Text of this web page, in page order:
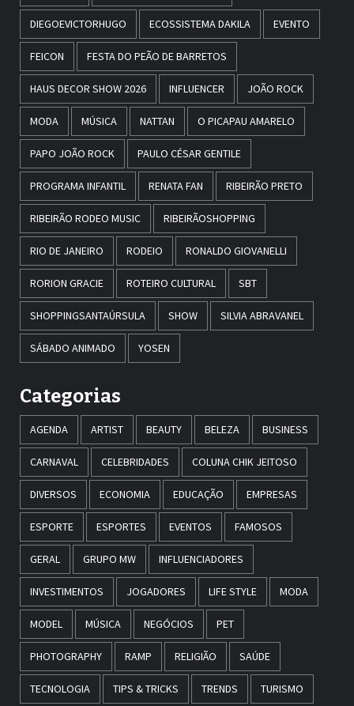
DIEGOEVICTORHUGO ECOSSISTEMA DAKILA EVENTO
FEICON FESTA DO PEÃO DE BARRETOS
HAUS DECOR SHOW 2026 INFLUENCER JOÃO ROCK
MODA MÚSICA NATTAN O PICAPAU AMARELO
PAPO JOÃO ROCK PAULO CÉSAR GENTILE
PROGRAMA INFANTIL RENATA FAN RIBEIRÃO PRETO
RIBEIRÃO RODEO MUSIC RIBEIRÃOSHOPPING
RIO DE JANEIRO RODEIO RONALDO GIOVANELLI
RORION GRACIE ROTEIRO CULTURAL SBT
SHOPPINGSANTAÚRSULA SHOW SILVIA ABRAVANEL
SÁBADO ANIMADO YOSEN
Categorias
AGENDA ARTIST BEAUTY BELEZA BUSINESS
CARNAVAL CELEBRIDADES COLUNA CHIK JEITOSO
DIVERSOS ECONOMIA EDUCAÇÃO EMPRESAS
ESPORTE ESPORTES EVENTOS FAMOSOS
GERAL GRUPO MW INFLUENCIADORES
INVESTIMENTOS JOGADORES LIFE STYLE MODA
MODEL MÚSICA NEGÓCIOS PET
PHOTOGRAPHY RAMP RELIGIÃO SAÚDE
TECNOLOGIA TIPS & TRICKS TRENDS TURISMO